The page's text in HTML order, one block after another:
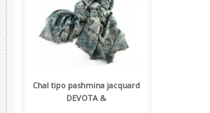
Chal tipo pashmina jacquard
DEVOTA &